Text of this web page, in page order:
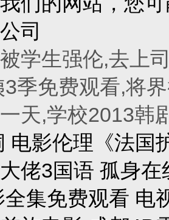
司
学生强伦,去上
季免费观看,将
天,学校2013韩